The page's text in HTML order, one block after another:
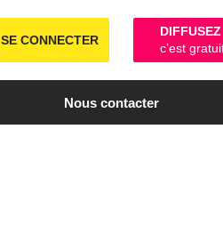
SE CONNECTER
DIFFUSEZ
c’est
Nous contacter